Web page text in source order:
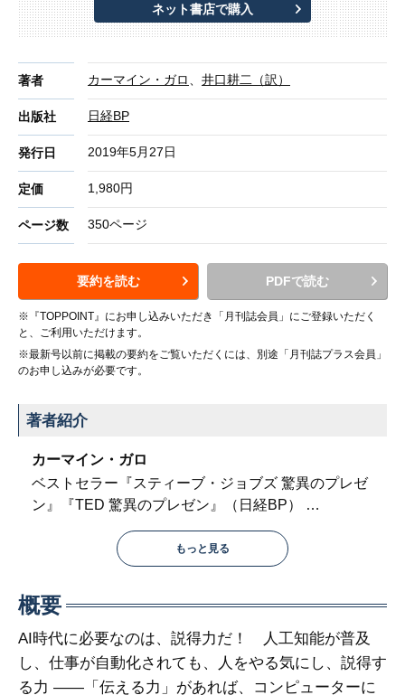
ネット書店で購入
著者 カーマイン・ガロ 井口耕二（訳）
出版社 日経BP
発行日 2019年5月27日
定価 1,980円
ページ数 350ページ
要約を読む PDFで読む
※『TOPPOINT』にお申し込みいただき「月刊誌会員」にご登録いただく
と、ご利用いただけます。
※最新号以前に掲載の要約をご覧いただくには、別途「月刊誌プラス会員」
のお申し込みが必要です。
著者紹介
カーマイン・ガロ
ベストセラー『スティーブ・ジョブズ 驚異のプレゼ
ン』『TED 驚異のプレゼン』（日経BP）
…
もっと見る
概要
AI時代に必要なのは、説得力だ！ 人工知能が普及
し、仕事が自動化されても、人をやる気にし、説得す
る力 ――「伝える力」があれば、コンピューターに